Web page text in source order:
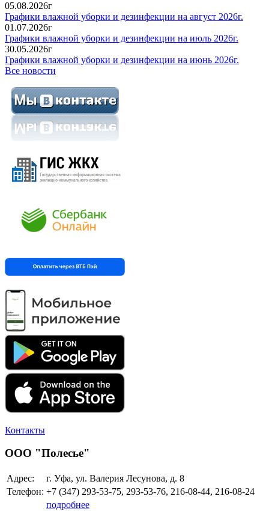
05.08.2026г
Графики влажной уборки и дезинфекции на август 2026г.
01.07.2026г
Графики влажной уборки и дезинфекции на июль 2026г.
30.05.2026г
Графики влажной уборки и дезинфекции на июнь 2026г.
Все новости
Контакты
ООО "Полесье"
Адрес:
г. Уфа, ул. Валерия Лесунова, д. 8
Телефон: +7 (347) 293-53-75, 293-53-76, 216-08-44, 216-08-24
подробнее